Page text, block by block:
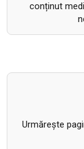
conținut
Urmăreşte